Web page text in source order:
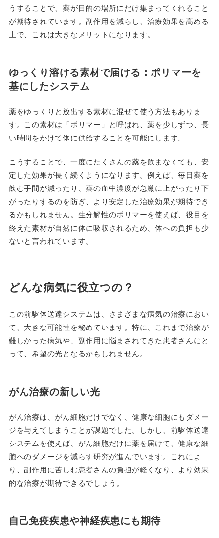
うすることで、薬が目的の場所にだけ集まってくれること
が期待されています。副作用を減らし、治療効果を高める
上で、これは大きなメリットになります。
ゆっくり溶ける素材で届ける：ポリマーを
基にしたシステム
薬をゆっくりと放出する素材に混ぜて使う方法もありま
す。この素材は「ポリマー」と呼ばれ、薬を少しずつ、長
い時間をかけて体に供給することを可能にします。
こうすることで、一度にたくさんの薬を飲まなくても、安
定した効果が長く続くようになります。例えば、毎日薬を
飲む手間が減ったり、薬の血中濃度が急激に上がったり下
がったりするのを防ぎ、より安定した治療効果が期待でき
るかもしれません。生分解性のポリマーを使えば、役目を
終えた素材が自然に体に吸収されるため、体への負担も少
ないと言われています。
どんな病気に役立つの？
この前駆体送達システムは、さまざまな病気の治療におい
て、大きな可能性を秘めています。特に、これまで治療が
難しかった病気や、副作用に悩まされてきた患者さんにと
って、希望の光となるかもしれません。
がん治療の新しい光
がん治療は、がん細胞だけでなく、健康な細胞にもダメー
ジを与えてしまうことが課題でした。しかし、前駆体送達
システムを使えば、がん細胞だけに薬を届けて、健康な細
胞へのダメージを減らす研究が進んでいます。これによ
り、副作用に苦しむ患者さんの負担が軽くなり、より効果
的な治療が期待できるでしょう。
自己免疫疾患や神経疾患にも期待